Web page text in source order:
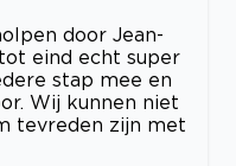
door Jean-
eind echt super
stap mee en
Wij kunnen niet
tevreden zijn met